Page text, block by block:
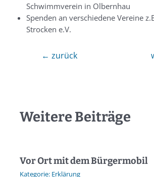
Schwimmverein in Olbernhau
Spenden an verschiedene Vereine
Strocken e.V.
← zurück
Weitere Beiträge
Vor Ort mit dem Bürgermobil
Erklärung